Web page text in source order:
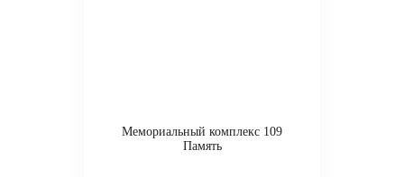
Мемориальный комплекс 109
Память